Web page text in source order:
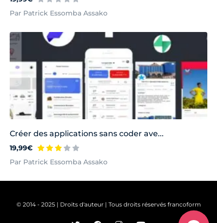
Par Patrick Essomba Assako
Créer des applications sans coder ave...
19,99€
Par Patrick Essomba Assako
© 2014 - 2025 | Droits d'auteur | Tous droits réservés francoform